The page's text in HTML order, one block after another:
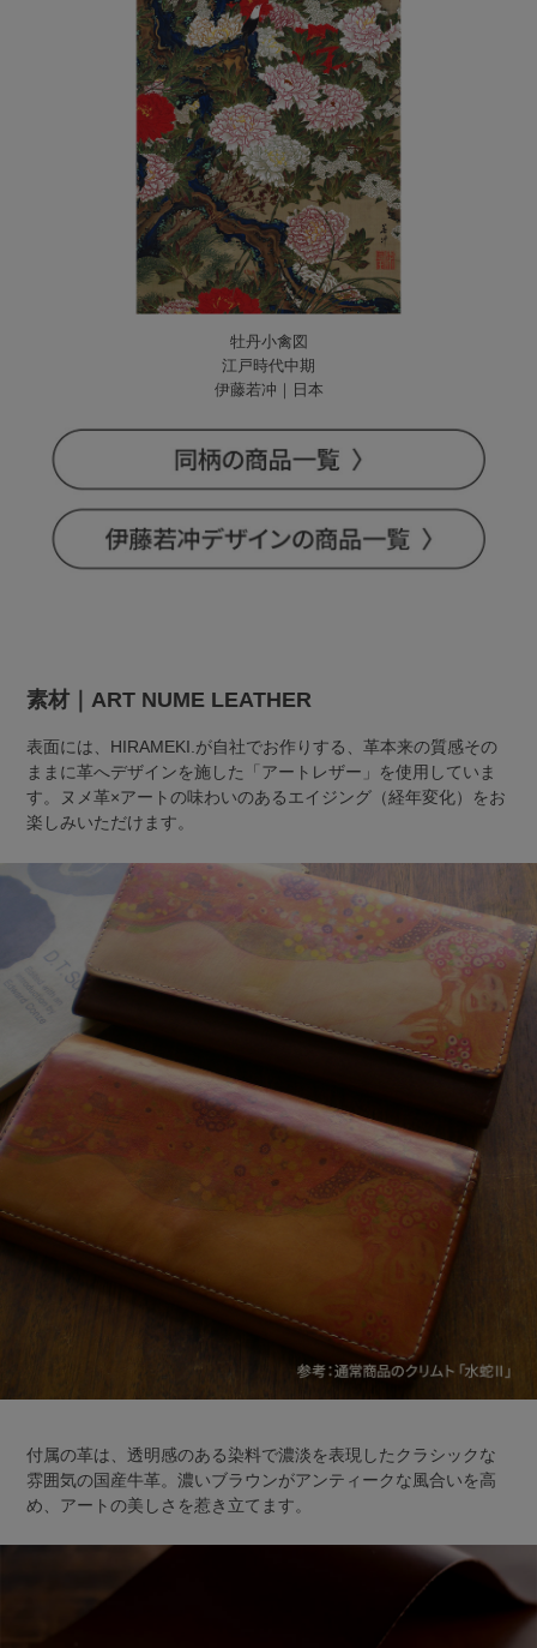
牡丹小禽図
江戸時代中期
伊藤若冲｜日本
素材｜ART NUME LEATHER
表面には、HIRAMEKI.が自社でお作りする、革本来の質感その
ままに革へデザインを施した「アートレザー」を使用していま
す。ヌメ革×アートの味わいのあるエイジング（経年変化）をお
楽しみいただけます。
付属の革は、透明感のある染料で濃淡を表現したクラシックな
雰囲気の国産牛革。濃いブラウンがアンティークな風合いを高
め、アートの美しさを惹き立てます。